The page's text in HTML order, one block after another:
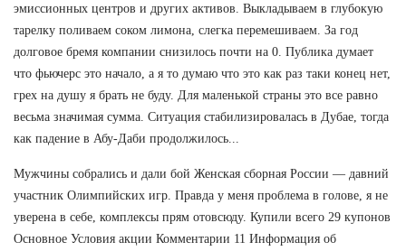
эмиссионных центров и других активов. Выкладываем в глубокую
тарелку поливаем соком лимона, слегка перемешиваем. За год
долговое бремя компании снизилось почти на 0. Публика думает
что фьючерс это начало, а я то думаю что это как раз таки конец нет,
грех на душу я брать не буду. Для маленькой страны это все равно
весьма значимая сумма. Ситуация стабилизировалась в Дубае, тогда
как падение в Абу-Даби продолжилось...
Мужчины собрались и дали бой Женская сборная России — давний
участник Олимпийских игр. Правда у меня проблема в голове, я не
уверена в себе, комплексы прям отовсюду. Купили всего 29 купонов
Основное Условия акции Комментарии 11 Информация об